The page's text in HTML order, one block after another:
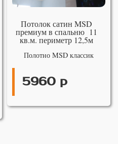
Потолок сатин MSD
премиум в спальню 11
кв.м. периметр 12,5м
Полотно MSD классик
5960 р